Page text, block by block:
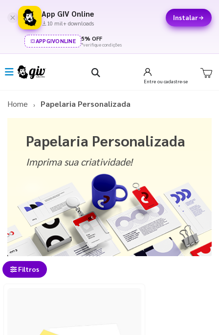
App GIV Online
10 mil+ downloads
Instalar
APPGIVONLINE 5% OFF
*verifique condições
Entre ou cadastre-se
Home Papelaria Personalizada
Papelaria Personalizada
Imprima sua criatividade!
Filtros